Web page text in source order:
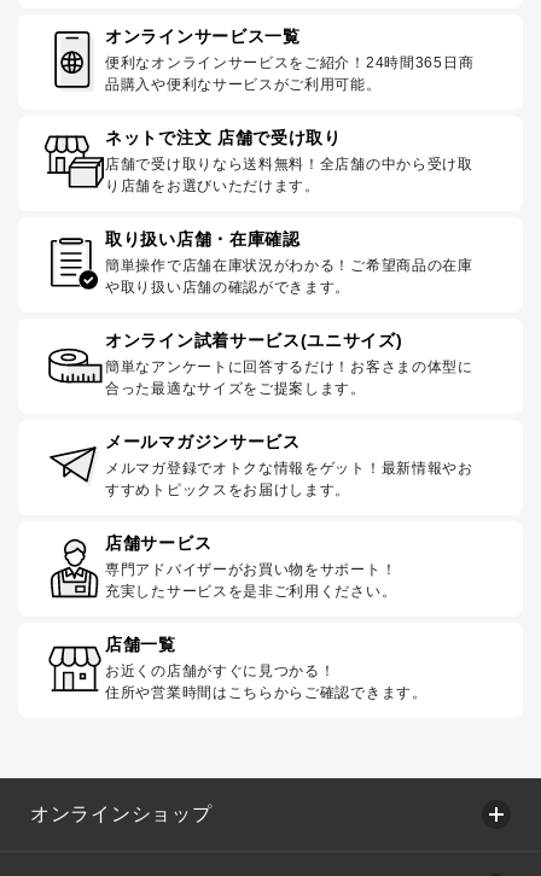
オンラインサービス一覧
便利なオンラインサービスをご紹介！24時間365日商
品購入や便利なサービスがご利用可能。
ネットで注文 店舗で受け取り
店舗で受け取りなら送料無料！全店舗の中から受け取
り店舗をお選びいただけます。
取り扱い店舗・在庫確認
簡単操作で店舗在庫状況がわかる！ご希望商品の在庫
や取り扱い店舗の確認ができます。
オンライン試着サービス(ユニサイズ)
簡単なアンケートに回答するだけ！お客さまの体型に
合った最適なサイズをご提案します。
メールマガジンサービス
メルマガ登録でオトクな情報をゲット！最新情報やお
すすめトピックスをお届けします。
店舗サービス
専門アドバイザーがお買い物をサポート！
充実したサービスを是非ご利用ください。
店舗一覧
お近くの店舗がすぐに見つかる！
住所や営業時間はこちらからご確認できます。
オンラインショップ